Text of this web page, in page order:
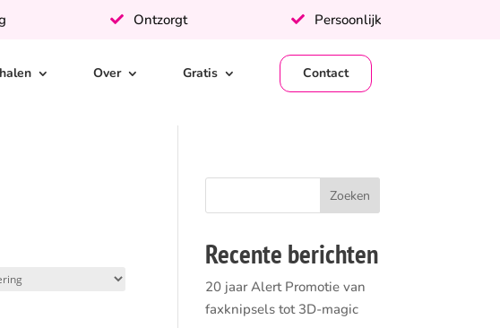
Ontzorgt Persoonlijk
Over Gratis Contact
Recente berichten
20 jaar Alert Promotie van
faxknipsels tot 3D-magic